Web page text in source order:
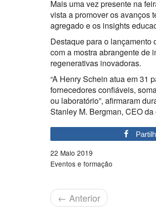
Mais uma vez presente na
vista a promover os avanços
agregado e os insights
Destaque para o
com a mostra abrangente de
regenerativas inovadoras.
“A Henry Schein atua em 31
fornecedores confiáveis,
ou laboratório”, afirmaram
Stanley M. Bergman, CEO da
22 Maio 2019
Eventos e formação
← Anterior